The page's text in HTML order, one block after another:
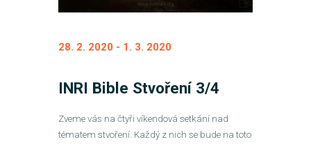
28. 2. 2020 - 1. 3. 2020
INRI Bible Stvoření 3/4
Zveme vás na čtyři víkendová setkání nad
tématem stvoření. Každý z nich se bude na toto